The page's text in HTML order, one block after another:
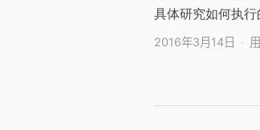
具体研究如何执
2016年3月14日